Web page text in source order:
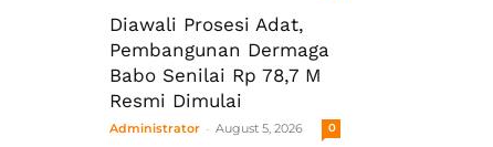
Diawali Prosesi Adat,
Pembangunan Dermaga
Babo Senilai Rp 78,7 M
Resmi Dimulai
Administrator - August 5, 2026 0